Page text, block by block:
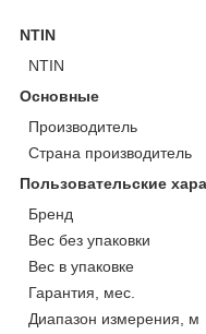
NTIN
NTIN
Основные
Производитель
Страна производитель
Пользовательские
Бренд
Вес без упаковки
Вес в упаковке
Гарантия, мес.
Диапазон измерения, м